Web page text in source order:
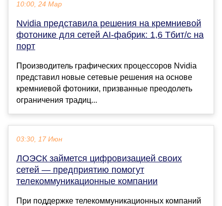
10:00, 24 Мар
Nvidia представила решения на кремниевой
фотонике для сетей AI-фабрик: 1,6 Тбит/с на
порт
Производитель графических процессоров Nvidia
представил новые сетевые решения на основе
кремниевой фотоники, призванные преодолеть
ограничения традиц...
03:30, 17 Июн
ЛОЭСК займется цифровизацией своих
сетей — предприятию помогут
телекоммуникационные компании
При поддержке телекоммуникационных компаний